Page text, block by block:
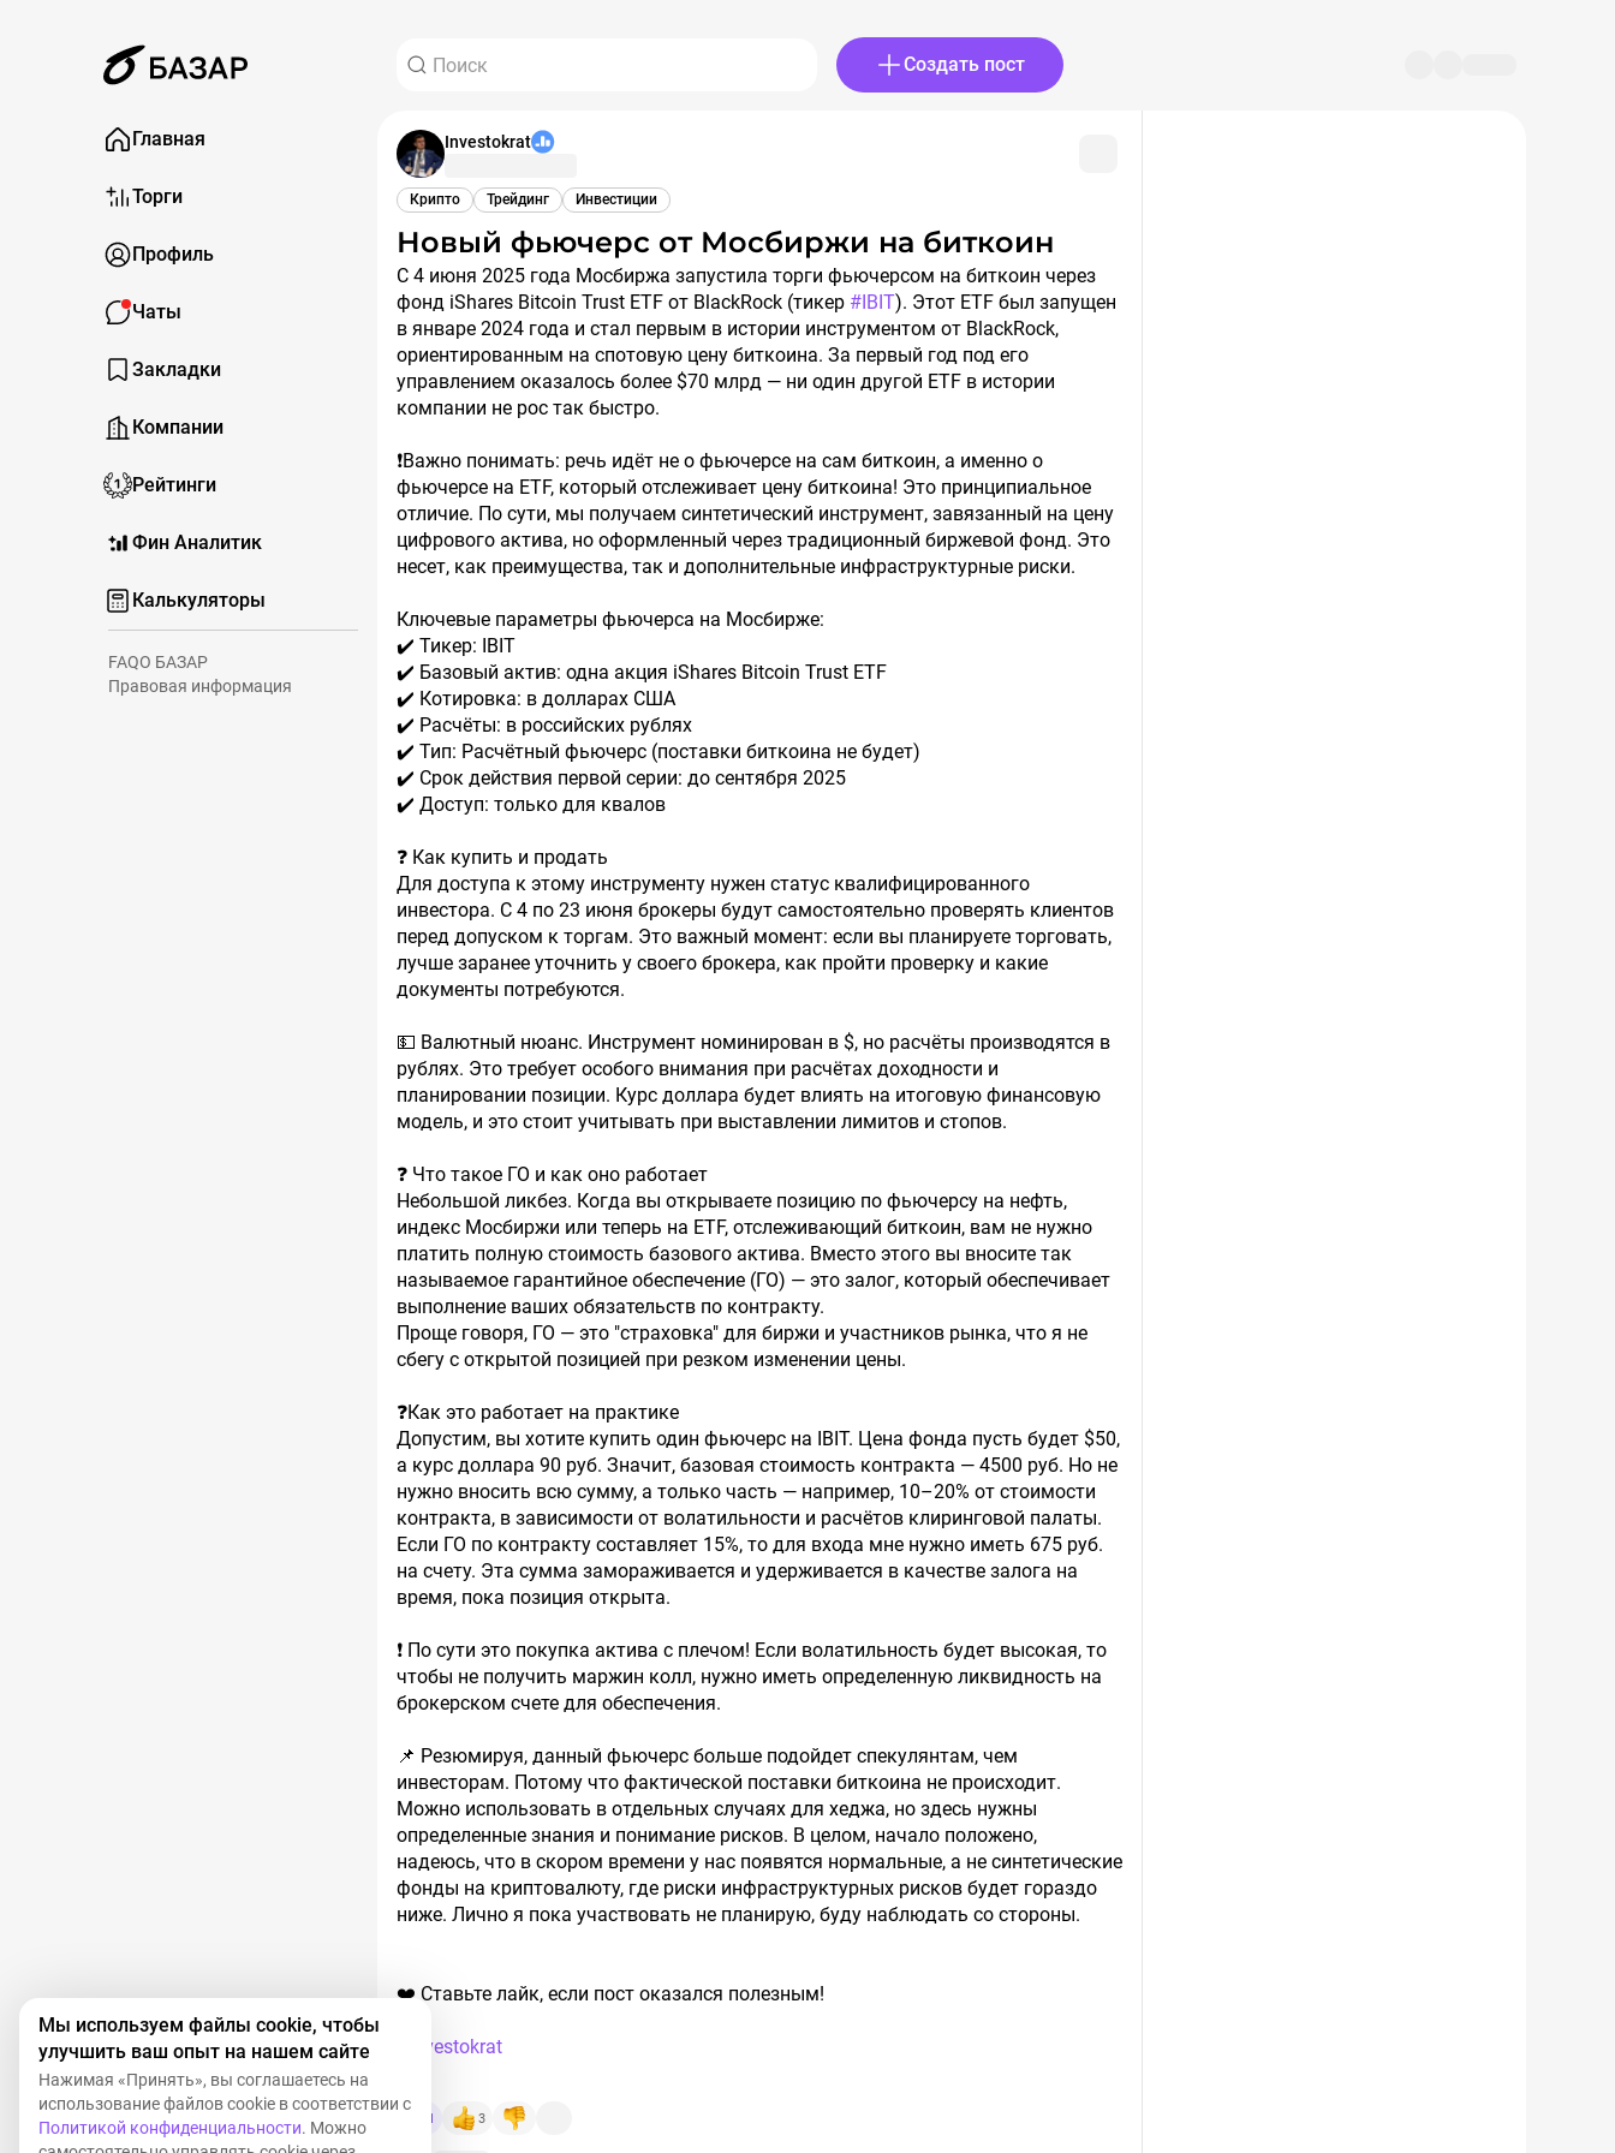
Создать пост
Главная
Торги
Профиль
Чаты
Закладки
Компании
Рейтинги
Фин Аналитик
Калькуляторы
FAQО БАЗАР
Правовая информация
Investokrat
Крипто Трейдинг Инвестиции
Новый фьючерс от Мосбиржи на биткоин
С 4 июня 2025 года Мосбиржа запустила торги фьючерсом на биткоин через
фонд iShares Bitcoin Trust ETF от BlackRock (тикер #IBIT). Этот ETF был запущен
в январе 2024 года и стал первым в истории инструментом от BlackRock,
ориентированным на спотовую цену биткоина. За первый год под его
управлением оказалось более $70 млрд — ни один другой ETF в истории
компании не рос так быстро.
❗️Важно понимать: речь идёт не о фьючерсе на сам биткоин, а именно о
фьючерсе на ETF, который отслеживает цену биткоина! Это принципиальное
отличие. По сути, мы получаем синтетический инструмент, завязанный на цену
цифрового актива, но оформленный через традиционный биржевой фонд. Это
несет, как преимущества, так и дополнительные инфраструктурные риски.
Ключевые параметры фьючерса на Мосбирже:
✔️ Тикер: IBIT
✔️ Базовый актив: одна акция iShares Bitcoin Trust ETF
✔️ Котировка: в долларах США
✔️ Расчёты: в российских рублях
✔️ Тип: Расчётный фьючерс (поставки биткоина не будет)
✔️ Срок действия первой серии: до сентября 2025
✔️ Доступ: только для квалов
❓ Как купить и продать
Для доступа к этому инструменту нужен статус квалифицированного
инвестора. С 4 по 23 июня брокеры будут самостоятельно проверять клиентов
перед допуском к торгам. Это важный момент: если вы планируете торговать,
лучше заранее уточнить у своего брокера, как пройти проверку и какие
документы потребуются.
💵 Валютный нюанс. Инструмент номинирован в $, но расчёты производятся в
рублях. Это требует особого внимания при расчётах доходности и
планировании позиции. Курс доллара будет влиять на итоговую финансовую
модель, и это стоит учитывать при выставлении лимитов и стопов.
❓ Что такое ГО и как оно работает
Небольшой ликбез. Когда вы открываете позицию по фьючерсу на нефть,
индекс Мосбиржи или теперь на ETF, отслеживающий биткоин, вам не нужно
платить полную стоимость базового актива. Вместо этого вы вносите так
называемое гарантийное обеспечение (ГО) — это залог, который обеспечивает
выполнение ваших обязательств по контракту.
Проще говоря, ГО — это "страховка" для биржи и участников рынка, что я не
сбегу с открытой позицией при резком изменении цены.
❓Как это работает на практике
Допустим, вы хотите купить один фьючерс на IBIT. Цена фонда пусть будет $50,
а курс доллара 90 руб. Значит, базовая стоимость контракта — 4500 руб. Но не
нужно вносить всю сумму, а только часть — например, 10–20% от стоимости
контракта, в зависимости от волатильности и расчётов клиринговой палаты.
Если ГО по контракту составляет 15%, то для входа мне нужно иметь 675 руб.
на счету. Эта сумма замораживается и удерживается в качестве залога на
время, пока позиция открыта.
❗️ По сути это покупка актива с плечом! Если волатильность будет высокая, то
чтобы не получить маржин колл, нужно иметь определенную ликвидность на
брокерском счете для обеспечения.
📌 Резюмируя, данный фьючерс больше подойдет спекулянтам, чем
инвесторам. Потому что фактической поставки биткоина не происходит.
Можно использовать в отдельных случаях для хеджа, но здесь нужны
определенные знания и понимание рисков. В целом, начало положено,
надеюсь, что в скором времени у нас появятся нормальные, а не синтетические
фонды на криптовалюту, где риски инфраструктурных рисков будет гораздо
ниже. Лично я пока участвовать не планирую, буду наблюдать со стороны.
❤️ Ставьте лайк, если пост оказался полезным!
#investokrat
1 3
Мы используем файлы cookie, чтобы
улучшить ваш опыт на нашем сайте
Нажимая «Принять», вы соглашаетесь на
использование файлов cookie в соответствии с
Политикой конфиденциальности. Можно